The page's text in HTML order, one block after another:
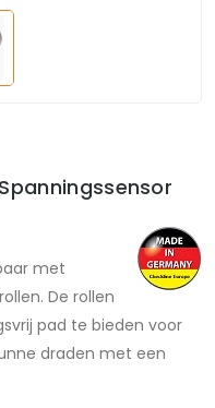
met
De rollen
pad te bieden voor
draden met een